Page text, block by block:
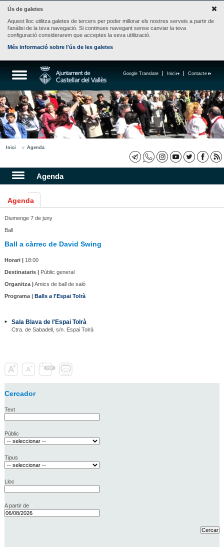
Ús de galetes
Aquest lloc utilitza galetes de tercers per poder millorar els nostres serveis a partir de
l'anàlisi de la teva navegació. Si continues navegant sense canviar la teva
configuració considerarem que acceptes la seva utilització.
Més informació sobre l'ús de les galetes
Contacte
Inici
Google Translate
Inici Agenda
Agenda
Agenda
Diumenge 7 de juny
Ball
Ball a càrrec de David Swing
Horari |18:00
Destinataris |Públic general
Organitza |Amics de ball de saló
Programa | Balls a l'Espai Tolrà
Sala Blava de l'Espai Tolrà
Ctra. de Sabadell, s/n. Espai Tolrà
Cercador
Text
Públic
Tipus
Lloc
A partir de